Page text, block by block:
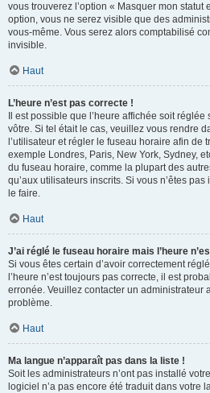
vous trouverez l’option « Masquer mon statut
option, vous ne serez visible que des
vous-même. Vous serez alors comptabilisé
invisible.
Haut
L’heure n’est pas correcte !
Il est possible que l’heure affichée soit
vôtre. Si tel était le cas, veuillez vous rendre
l’utilisateur et régler le fuseau horaire afin de
exemple Londres, Paris, New York, Sydney,
du fuseau horaire, comme la plupart des
qu’aux utilisateurs inscrits. Si vous n’êtes pas
le faire.
Haut
J’ai réglé le fuseau horaire mais l’heure
Si vous êtes certain d’avoir correctement
l’heure n’est toujours pas correcte, il est
erronée. Veuillez contacter un administrateur
problème.
Haut
Ma langue n’apparaît pas dans la liste !
Soit les administrateurs n’ont pas installé
logiciel n’a pas encore été traduit dans votre